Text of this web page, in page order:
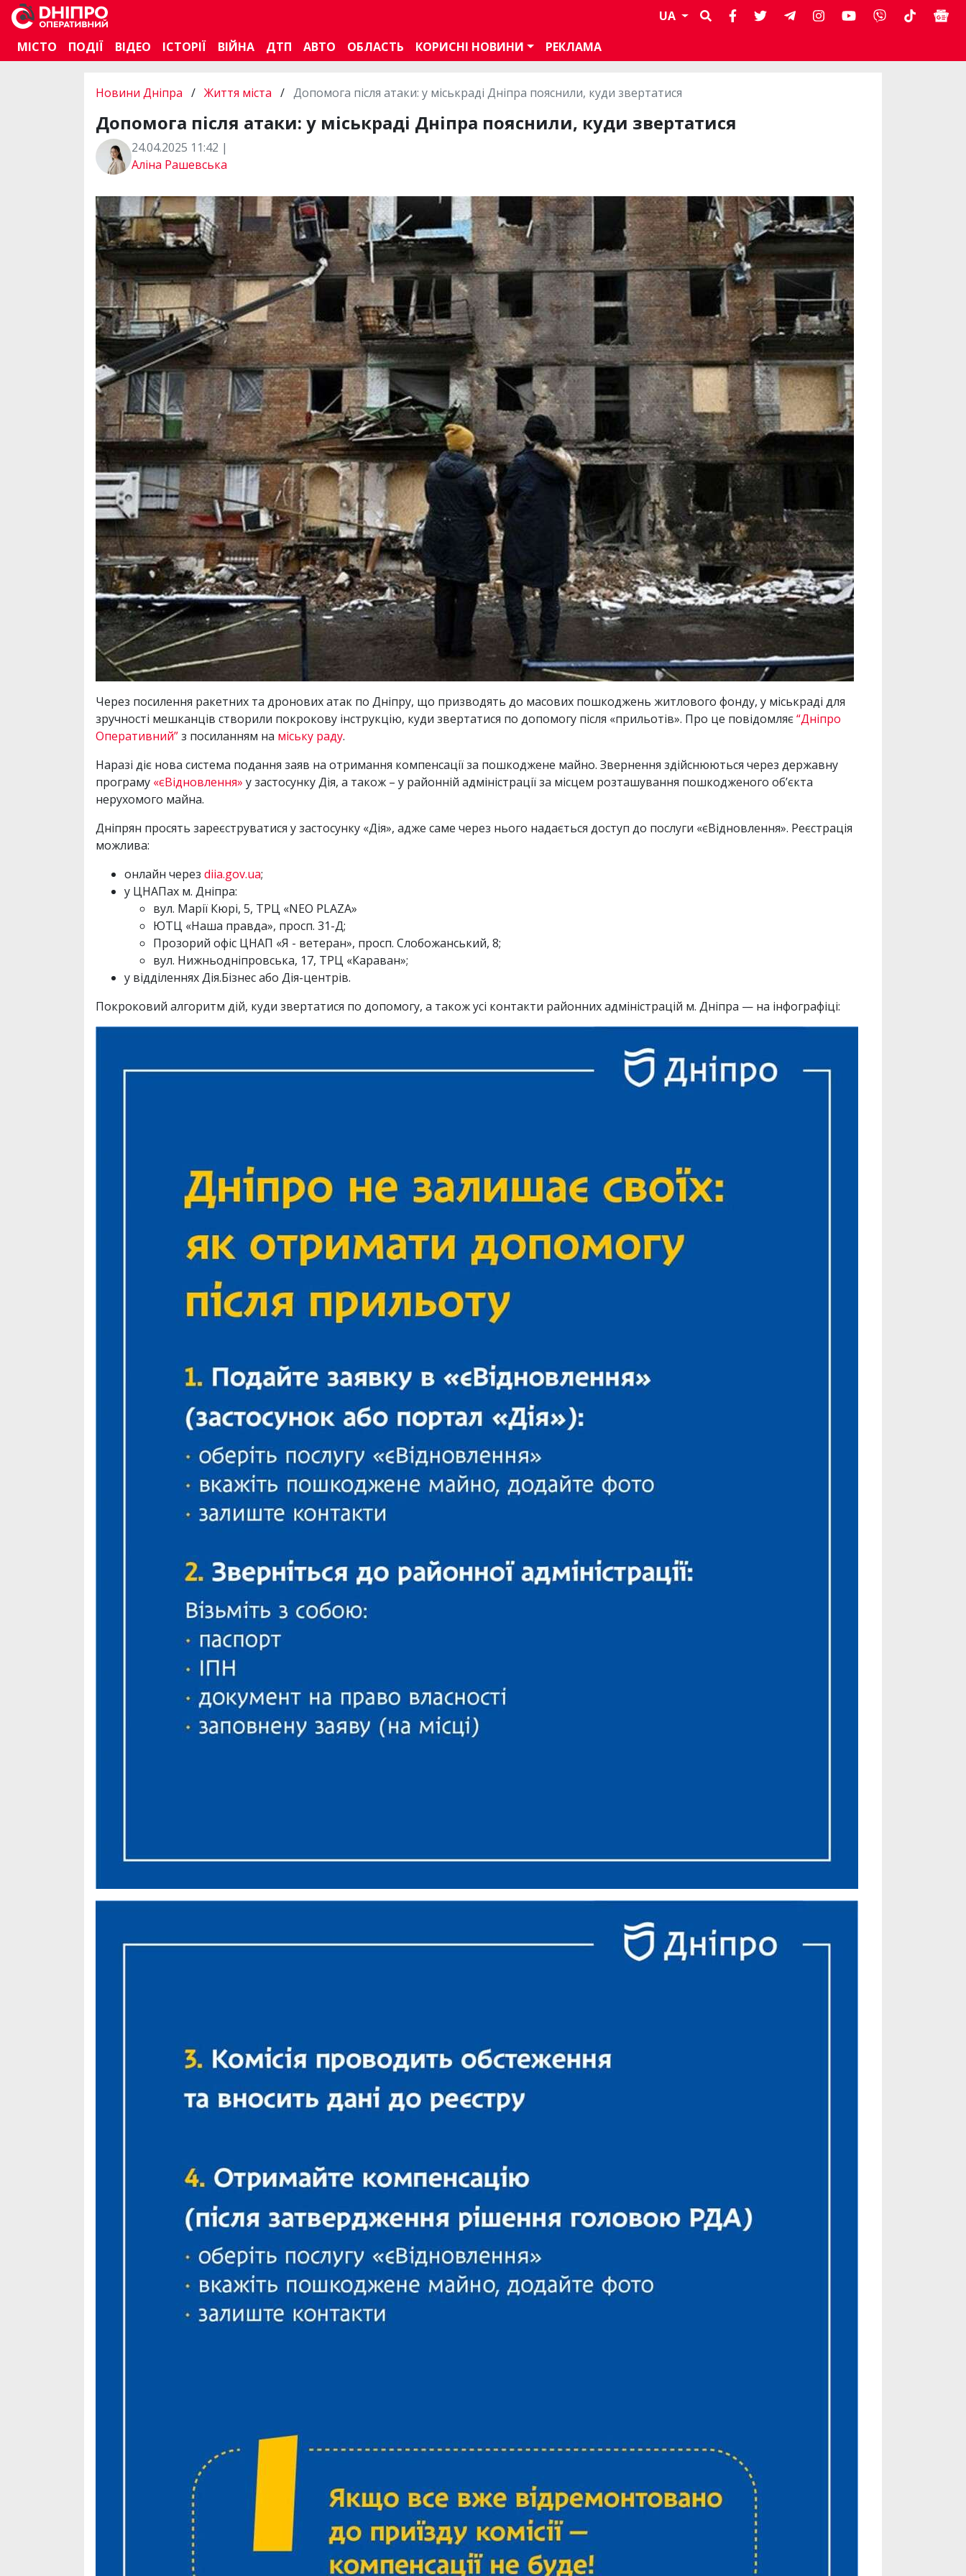
UA
МІСТО
ПОДІЇ ВІДЕО ІСТОРІЇ ВІЙНА ДТП АВТО ОБЛАСТЬ КОРИСНІ НОВИНИ РЕКЛАМА
Новини Дніпра / Життя міста / Допомога після атаки: у міськраді Дніпра пояснили, куди звертатися
Допомога після атаки: у міськраді Дніпра пояснили, куди звертатися
24.04.2025 11:42 |
Аліна Рашевська
Через посилення ракетних та дронових атак по Дніпру, що призводять до масових пошкоджень житлового фонду, у міськраді для
зручності мешканців створили покрокову інструкцію, куди звертатися по допомогу після «прильотів». Про це повідомляє“Дніпро
Оперативний”з посиланням на міську раду.
Наразі діє нова система подання заяв на отримання компенсації за пошкоджене майно. Звернення здійснюються через державну
програму «єВідновлення» у застосунку Дія, а також – у районній адміністрації за місцем розташування пошкодженого об’єкта
нерухомого майна.
Дніпрян просять зареєструватися у застосунку «Дія», адже саме через нього надається доступ до послуги «єВідновлення». Реєстрація
можлива:
онлайн через diia.gov.ua;
у ЦНАПах м. Дніпра:
вул. Марії Кюрі, 5, ТРЦ «NEO PLAZA»
ЮТЦ «Наша правда», просп. 31-Д;
Прозорий офіс ЦНАП «Я - ветеран», просп. Слобожанський, 8;
вул. Нижньодніпровська, 17, ТРЦ «Караван»;
у відділеннях Дія.Бізнес або Дія-центрів.
Покроковий алгоритм дій, куди звертатися по допомогу, а також усі контакти районних адміністрацій м. Дніпра — на інфографіці: